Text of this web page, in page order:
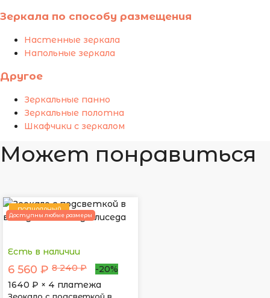
Зеркала по способу размещения
Настенные зеркала
Напольные зеркала
Другое
Зеркальные панно
Зеркальные полотна
Шкафчики с зеркалом
Может понравиться
ПОПУЛЯРНЫЙ
Доступны любые размеры
Есть в наличии
6 560 ₽ 8 240 ₽
-20%
1640 ₽ × 4 платежа